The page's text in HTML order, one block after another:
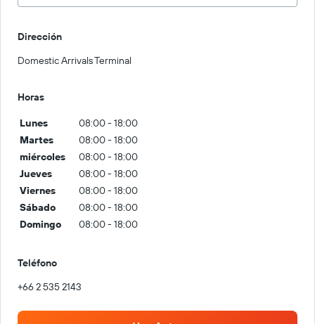
Dirección
Domestic Arrivals Terminal
Horas
Lunes
08:00 - 18:00
Martes
08:00 - 18:00
miércoles
08:00 - 18:00
Jueves
08:00 - 18:00
Viernes
08:00 - 18:00
Sábado
08:00 - 18:00
Domingo
08:00 - 18:00
Teléfono
+66 2 535 2143